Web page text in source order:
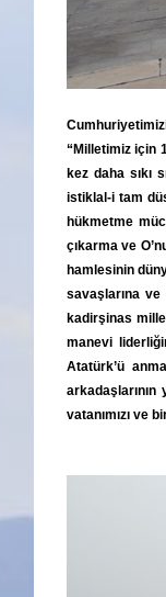
“Milletimiz için
kez daha sıkı
istiklal-i tam
hükmetme
çıkarma ve
hamlesinin
savaşlarına
kadirşinas
manevi
Atatürk’ü
vatanımızı ve